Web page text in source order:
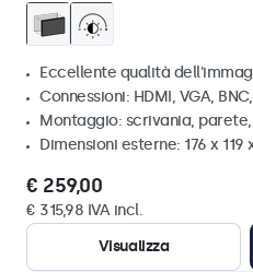
Eccellente qualità
Connessioni: HDMI, VGA,
Montaggio: scrivania,
Dimensioni esterne: 176 x 119
€ 259,00
€ 315,98 IVA incl.
Visualizza